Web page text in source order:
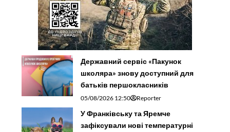
Державний сервіс «Пакунок
школяра» знову доступний для
батьків першокласників
05/08/2026 12:50 Reporter
У Франківську та Яремче
зафіксували нові температурні